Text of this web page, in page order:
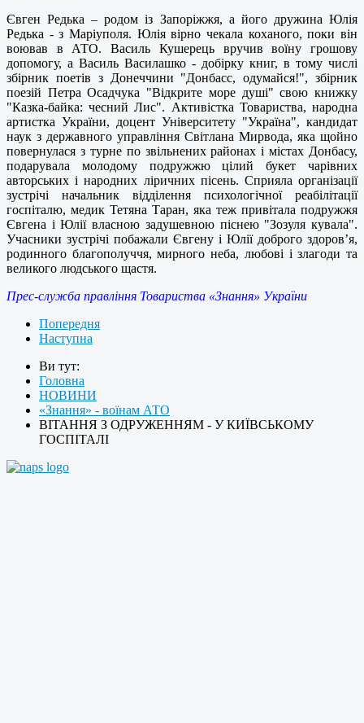
Євген Редька – родом із Запоріжжя, а його дружина Юлія
Редька - з Маріуполя. Юлія вірно чекала коханого, поки він
воював в АТО. Василь Кушерець вручив воїну грошову
допомогу, а Василь Василашко - добірку книг, в тому числі
збірник поетів з Донеччини "Донбасс, одумайся!", збірник
поезій Петра Осадчука "Відкрите море душі" свою книжку
"Казка-байка: чесний Лис". Активістка Товариства, народна
артистка України, доцент Університету "Україна", кандидат
наук з державного управління Світлана Мирвода, яка щойно
повернулася з турне по звільнених районах і містах Донбасу,
подарувала молодому подружжю цілий букет чарівних
авторських і народних ліричних пісень. Сприяла організації
зустрічі начальник відділення психологічної реабілітації
госпіталю, медик Тетяна Таран, яка теж привітала подружжя
Євгена і Юлії власною задушевною піснею "Зозуля кувала".
Учасники зустрічі побажали Євгену і Юлії доброго здоров’я,
родинного благополуччя, мирного неба, любові і злагоди та
великого людського щастя.
Прес-служба правління Товариства «Знання» України
Попередня
Наступна
Ви тут:
Головна
НОВИНИ
«Знання» - воїнам АТО
ВІТАННЯ З ОДРУЖЕННЯМ - У КИЇВСЬКОМУ
ГОСПІТАЛІ